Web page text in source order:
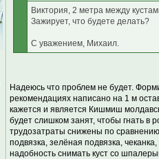
Виктория, 2 метра между
Зажирует, что будете делать?
С уважением, Михаил.
Надеюсь что проблем не будет.
рекомендациях написано на 1 м
кажется и является Кишмиш
будет слишком занят, чтобы гнать в
трудозатраты снижены по
подвязка, зелёная подвязка,
надобность снимать куст со